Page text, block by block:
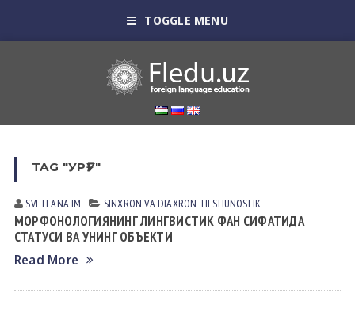
TOGGLE MENU
TAG "УРҒУ"
SVETLANA IM SINXRON VА DIАXRON TILSHUNOSLIK
МОРФОНОЛОГИЯНИНГ ЛИНГВИСТИК ФАН СИФАТИДА
СТАТУСИ ВА УНИНГ ОБЪЕКТИ
Read More